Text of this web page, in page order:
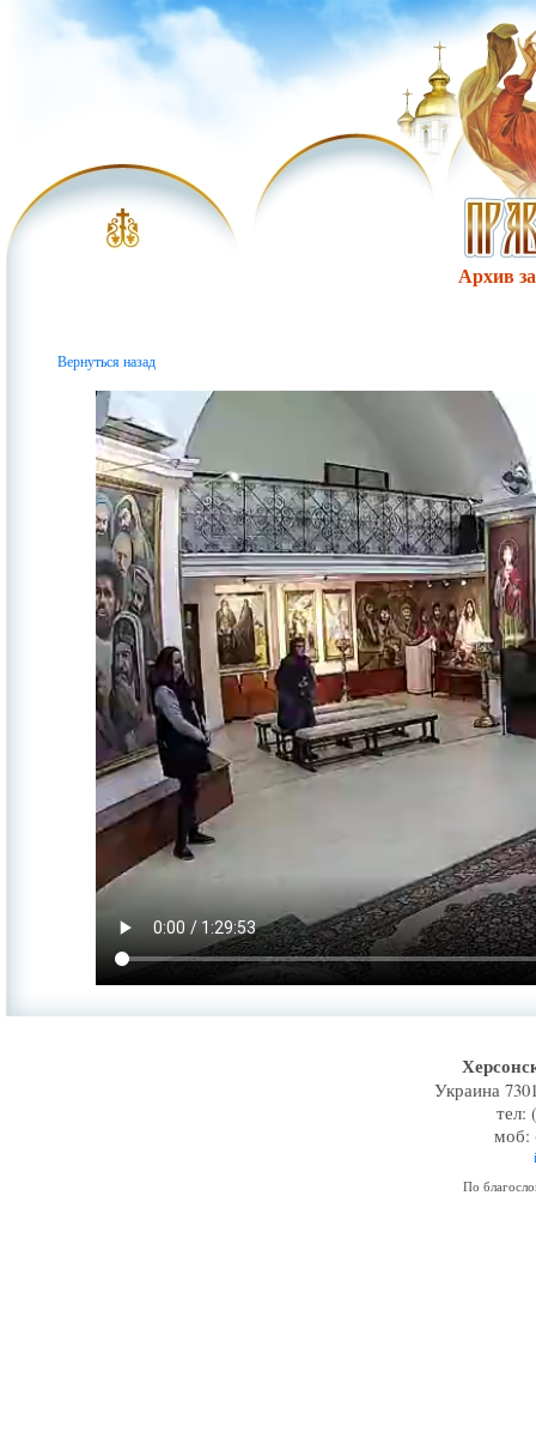
Архив
Вернуться назад
Украина
тел:
моб:
По